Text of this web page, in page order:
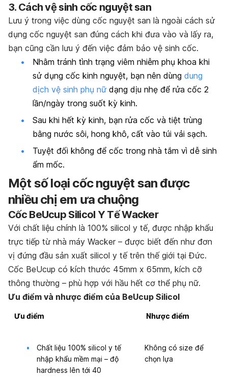
3. Cách vệ sinh cốc nguyệt san
Lưu ý trong việc dùng cốc nguyệt san là ngoài cách sử
dụng cốc nguyệt san đúng cách khi đưa vào và lấy ra,
bạn cũng cần lưu ý đến việc đảm bảo vệ sinh cốc.
Nhằm tránh tình trạng viêm nhiễm phụ khoa khi
sử dụng cốc kinh nguyệt, bạn nên dùng dung
dịch vệ sinh phụ nữdạng dịu nhẹ để rửa cốc 2
lần/ngày trong suốt kỳ kinh.
Sau khi hết kỳ kinh, bạn rửa cốc và tiệt trùng
bằng nước sôi, hong khô, cất vào túi vải sạch.
Tuyệt đối không để cốc trong nhà tắm vì dễ sinh
ẩm mốc.
Một số loại cốc nguyệt san được
nhiều chị em ưa chuộng
Cốc BeUcup Silicol Y Tế Wacker
Với chất liệu chính là 100% silicol y tế, được nhập khẩu
trực tiếp từ nhà máy Wacker – được biết đến như đơn
vị đứng đầu sản xuất silicol y tế trên thế giới tại Đức.
Cốc BeUcup có kích thước 45mm x 65mm, kích cỡ
thông thường – phù hợp với hầu hết cơ thể phụ nữ.
Ưu điểm và nhược điểm của BeUcup Silicol
Ưu điểm Nhược điểm
Chất liệu 100% silicol y tế
nhập khẩu mềm mại – độ
hardness lên tới 40
Không có size để
chọn lựa